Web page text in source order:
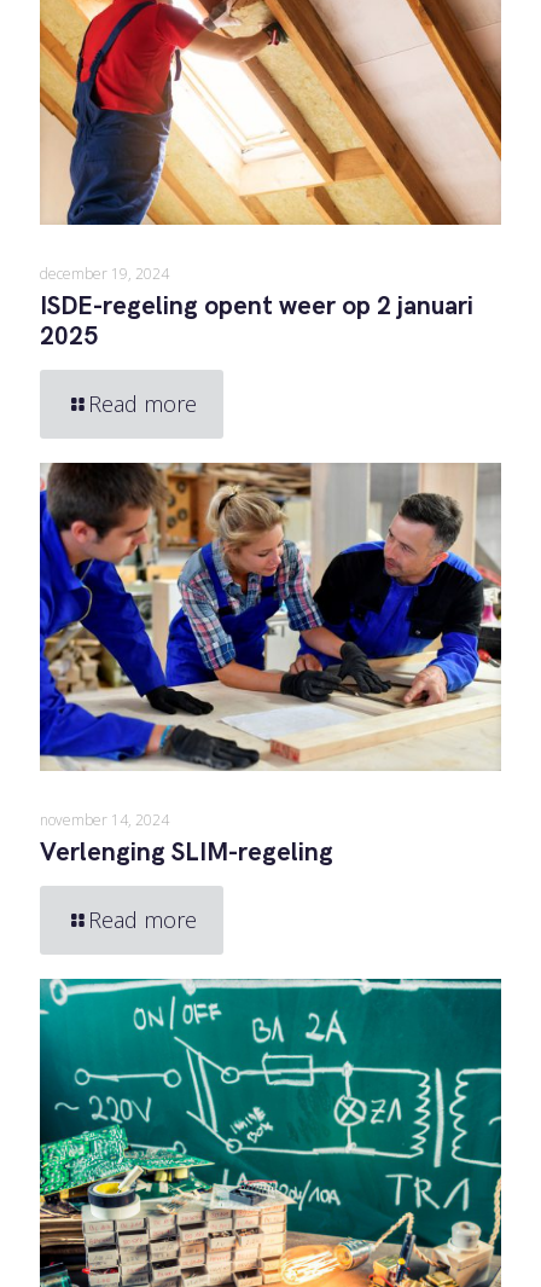
december 19, 2024
ISDE-regeling opent weer op 2 januari
2025
Read more
november 14, 2024
Verlenging SLIM-regeling
Read more